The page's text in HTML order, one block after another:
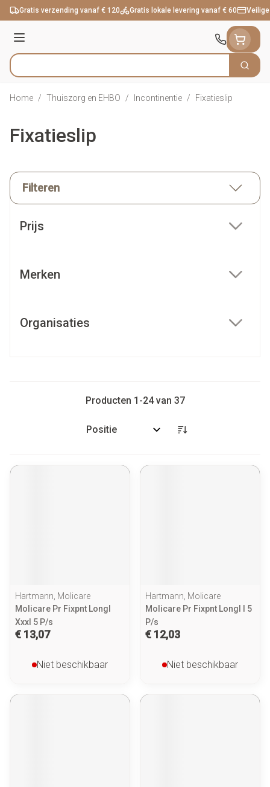
Ga naar de inhoud
Gratis verzending vanaf € 120 Gratis lokale levering vanaf € 60
Menu
Product, merk, categorie... Zoek
Home / Thuiszorg en EHBO / Incontinentie / Fixatieslip
Fixatieslip
Filteren
Prijs
Merken
Organisaties
Producten 1 -24van 37
Sorteer op:
Hartmann, Molicare
Molicare Pr Fixpnt Longl
Xxxl 5 P/s
€ 13,07
Niet beschikbaar
Hartmann, Molicare
Molicare Pr Fixpnt Longl l 5
P/s
€ 12,03
Niet beschikbaar